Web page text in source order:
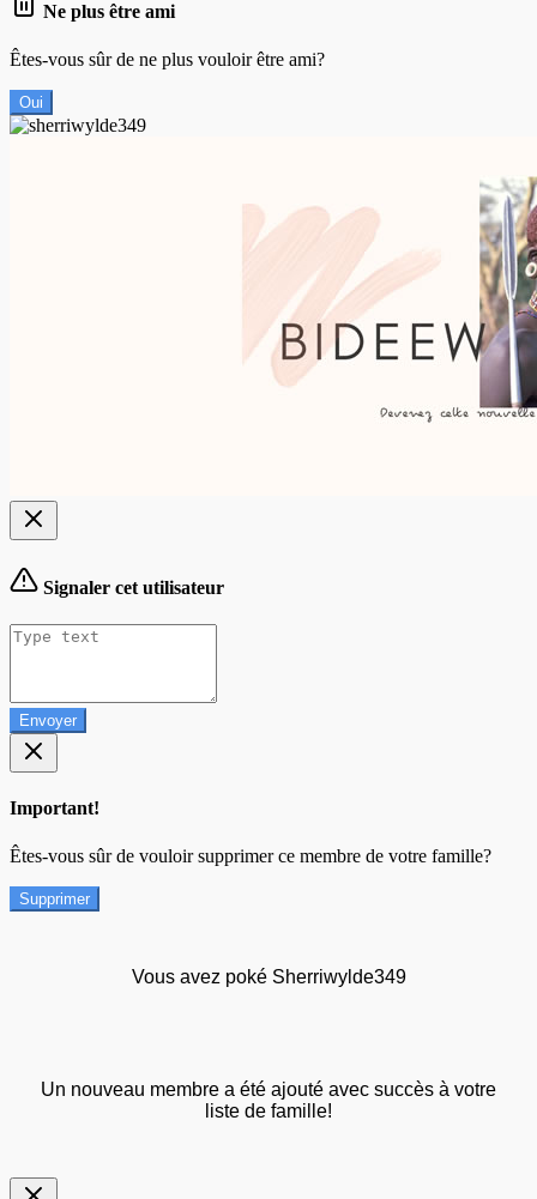
Ne plus être ami
Êtes-vous sûr de ne plus vouloir être ami?
Oui
Signaler cet utilisateur
Envoyer
Important!
Êtes-vous sûr de vouloir supprimer ce membre de votre famille?
Supprimer
Vous avez poké Sherriwylde349
Un nouveau membre a été ajouté avec succès à votre
liste de famille!